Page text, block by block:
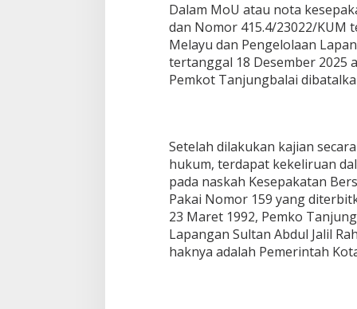
Dalam MoU atau nota
dan Nomor 415.4/23022/KUM
Melayu dan Pengelolaan
tertanggal 18 Desember 2025
Pemkot Tanjungbalai
Setelah dilakukan kajian
hukum, terdapat kekeliruan
pada naskah Kesepakatan
Pakai Nomor 159 yang
23 Maret 1992, Pemko
Lapangan Sultan Abdul Jalil
haknya adalah Pemerintah